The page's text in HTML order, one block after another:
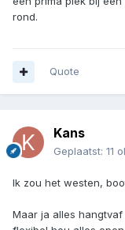
rond.
Quote
Kans
Geplaatst: 11
Ik zou het westen,
Maar ja alles